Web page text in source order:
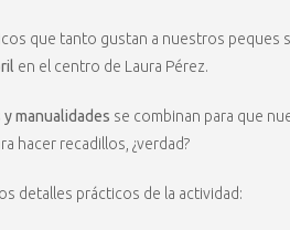
que tanto gustan a nuestros peques
en el centro de Laura Pérez.
manualidades se combinan para que
hacer recadillos, ¿verdad?
detalles prácticos de la actividad: